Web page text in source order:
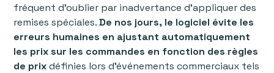
fréquent d’oublier par inadvertance d'appliquer des
remises spéciales.De nos jours, le logiciel évite les
erreurs humaines en ajustant automatiquement
les prix sur les commandes en fonction des règles
de prixdéfinies lors d’événements commerciaux tels